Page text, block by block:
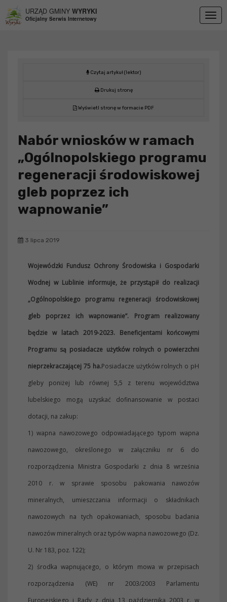
URZĄD GMINY WYRYKI
Oficjalny Serwis Internetowy
Czytaj artykuł (lektor)
Drukuj stronę
Wyświetl stronę w formacie PDF
Nabór wniosków w ramach
„Ogólnopolskiego programu
regeneracji środowiskowej
gleb poprzez ich
wapnowanie”
3 lipca 2019
Wojewódzki Fundusz Ochrony Środowiska i Gospodarki
Wodnej w Lublinie informuje, że przystąpił do realizacji
„Ogólnopolskiego programu regeneracji środowiskowej
gleb poprzez ich wapnowanie”. Program realizowany
będzie w latach 2019-2023. Beneficjentami końcowymi
Programu są posiadacze użytków rolnych o powierzchni
nieprzekraczającej 75 ha.Posiadacze użytków rolnych o pH
gleby poniżej lub równej 5,5 z terenu województwa
lubelskiego mogą uzyskać dofinansowanie w postaci
dotacji, na zakup:
1) wapna nawozowego odpowiadającego typom wapna
nawozowego, określonego w załączniku nr 6 do
rozporządzenia Ministra Gospodarki z dnia 8 września
2010 r. w sprawie sposobu pakowania nawozów
mineralnych, umieszczania informacji o składnikach
nawozowych na tych opakowaniach, sposobu badania
nawozów mineralnych oraz typów wapna nawozowego (Dz.
U. Nr 183, poz. 122);
2) środka wapnującego, o którym mowa w przepisach
rozporządzenia (WE) nr 2003/2003 Parlamentu
Europejskiego i Rady z dnia 13 października 2003 r. w